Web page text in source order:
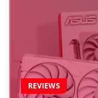
REVIEWS